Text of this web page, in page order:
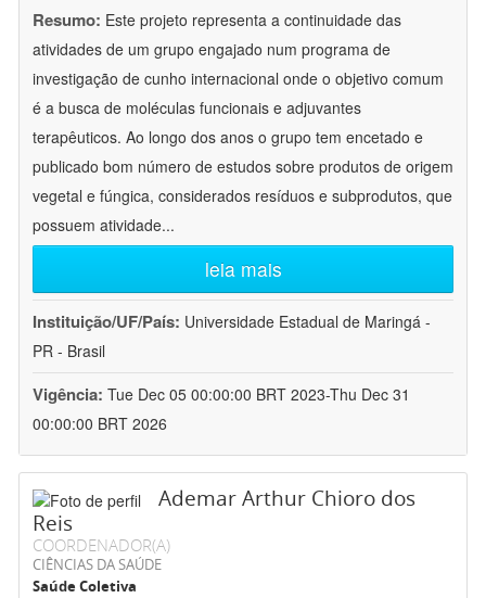
Resumo: Este projeto representa a continuidade das
atividades de um grupo engajado num programa de
investigação de cunho internacional onde o objetivo comum
é a busca de moléculas funcionais e adjuvantes
terapêuticos. Ao longo dos anos o grupo tem encetado e
publicado bom número de estudos sobre produtos de origem
vegetal e fúngica, considerados resíduos e subprodutos, que
possuem atividade...
leia mais
Instituição/UF/País: Universidade Estadual de Maringá -
PR - Brasil
Vigência: Tue Dec 05 00:00:00 BRT 2023-Thu Dec 31
00:00:00 BRT 2026
Ademar Arthur Chioro dos
Reis
COORDENADOR(A)
CIÊNCIAS DA SAÚDE
Saúde Coletiva